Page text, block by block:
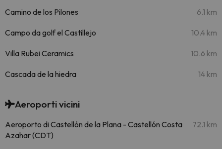
Camino de los Pilones 6.1 km
Campo da golf el Castillejo 10.4 km
Villa Rubei Ceramics 10.6 km
Cascada de la hiedra 14 km
Aeroporti vicini
Aeroporto di Castellón de la Plana - Castellón Costa
Azahar (CDT)
72.1 km